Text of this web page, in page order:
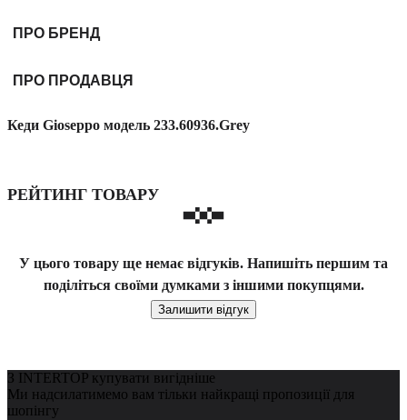
ПРО БРЕНД
ПРО ПРОДАВЦЯ
Кеди Gioseppo модель 233.60936.Grey
РЕЙТИНГ ТОВАРУ
У цього товару ще немає відгуків. Напишіть першим та
поділіться своїми думками з іншими покупцями.
Залишити відгук
З INTERTOP купувати вигідніше
Ми надсилатимемо вам тільки найкращі пропозиції для
шопінгу